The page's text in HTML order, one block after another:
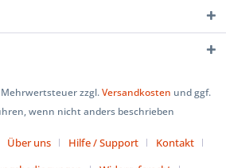
zzgl.Versandkosten und ggf.
wenn nicht anders beschrieben
Über uns Hilfe / Support
Kontakt